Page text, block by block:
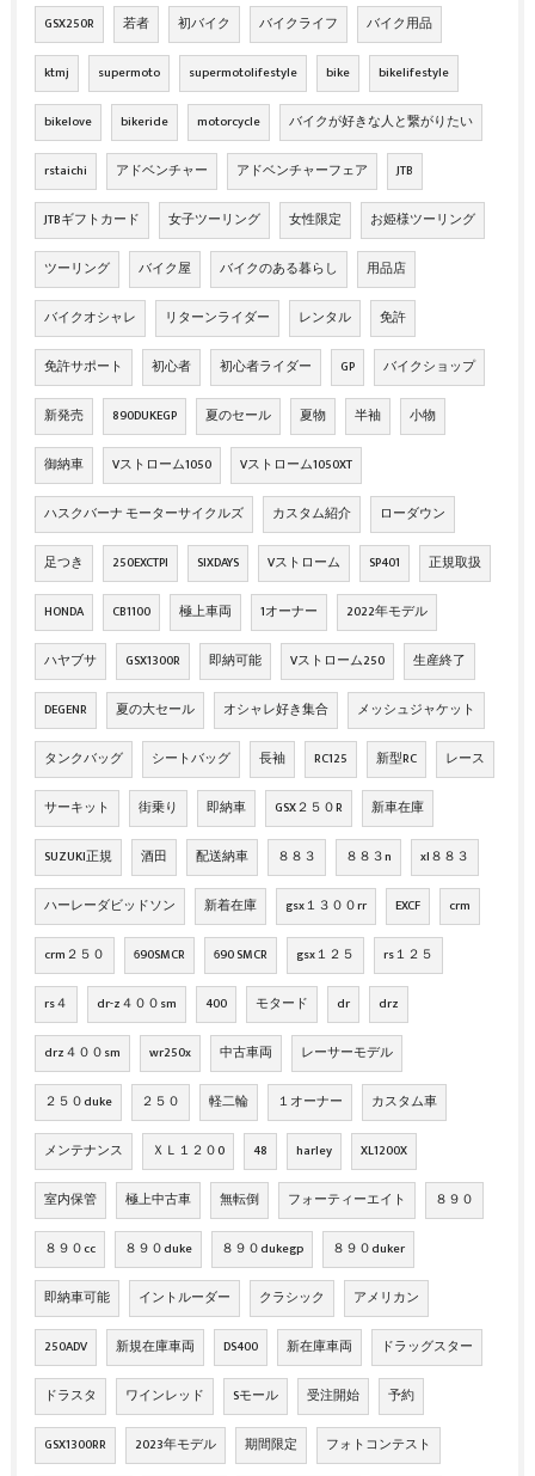
GSX250R 若者 初バイク バイクライフ バイク用品
ktmj supermoto supermotolifestyle bike bikelifestyle
bikelove bikeride motorcycle バイクが好きな人と繋がりたい
rstaichi アドベンチャー アドベンチャーフェア JTB
JTBギフトカード 女子ツーリング 女性限定 お姫様ツーリング
ツーリング バイク屋 バイクのある暮らし 用品店
バイクオシャレ リターンライダー レンタル 免許
免許サポート 初心者 初心者ライダー GP バイクショップ
新発売 890DUKEGP 夏のセール 夏物 半袖 小物
御納車 Vストローム1050 Vストローム1050XT
ハスクバーナ モーターサイクルズ カスタム紹介 ローダウン
足つき 250EXCTPI SIXDAYS Vストローム SP401 正規取扱
HONDA CB1100 極上車両 1オーナー 2022年モデル
ハヤブサ GSX1300R 即納可能 Vストローム250 生産終了
DEGENR 夏の大セール オシャレ好き集合 メッシュジャケット
タンクバッグ シートバッグ 長袖 RC125 新型RC レース
サーキット 街乗り 即納車 GSX２５０R 新車在庫
SUZUKI正規 酒田 配送納車 ８８３ ８８３n xl８８３
ハーレーダビッドソン 新着在庫 gsx１３００rr EXCF crm
crm２５０ 690SMCR 690 SMCR gsx１２５ rs１２５
rs４ dr-z４００sm 400 モタード dr drz
drz４００sm wr250x 中古車両 レーサーモデル
２５０duke ２５０ 軽二輪 １オーナー カスタム車
メンテナンス ＸＬ１２０0 48 harley XL1200X
室内保管 極上中古車 無転倒 フォーティーエイト ８９０
８９０cc ８９０duke ８９０dukegp ８９０duker
即納車可能 イントルーダー クラシック アメリカン
250ADV 新規在庫車両 DS400 新在庫車両 ドラッグスター
ドラスタ ワインレッド Sモール 受注開始 予約
GSX1300RR 2023年モデル 期間限定 フォトコンテスト